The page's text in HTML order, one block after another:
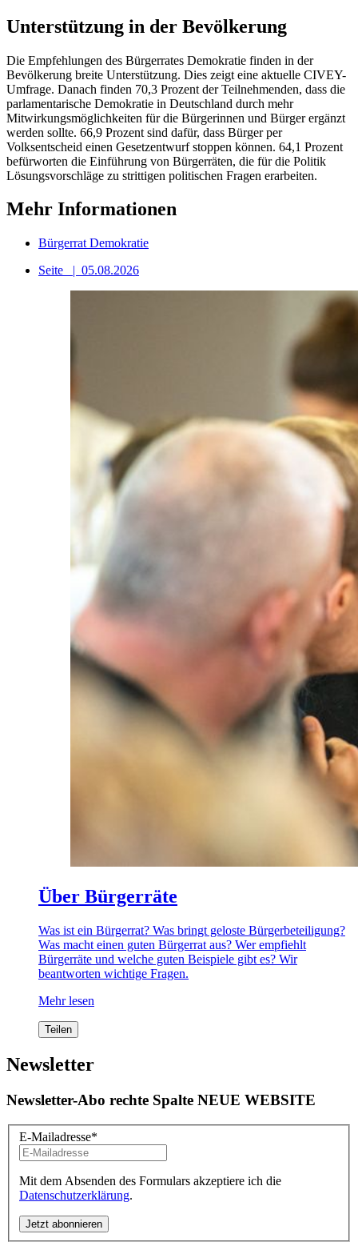
Unterstützung in der Bevölkerung
Die Empfehlungen des Bürgerrates Demokratie finden in der
Bevölkerung breite Unterstützung. Dies zeigt eine aktuelle CIVEY-
Umfrage. Danach finden 70,3 Prozent der Teilnehmenden, dass die
parlamentarische Demokratie in Deutschland durch mehr
Mitwirkungsmöglichkeiten für die Bürgerinnen und Bürger ergänzt
werden sollte. 66,9 Prozent sind dafür, dass Bürger per
Volksentscheid einen Gesetzentwurf stoppen können. 64,1 Prozent
befürworten die Einführung von Bürgerräten, die für die Politik
Lösungsvorschläge zu strittigen politischen Fragen erarbeiten.
Mehr Informationen
Bürgerrat Demokratie
Seite
| 05.08.2026
Über Bürgerräte
Was ist ein Bürgerrat? Was bringt geloste Bürgerbeteiligung?
Was macht einen guten Bürgerrat aus? Wer empfiehlt
Bürgerräte und welche guten Beispiele gibt es? Wir
beantworten wichtige Fragen.
Mehr lesen
Teilen
Newsletter
Newsletter-Abo rechte Spalte NEUE WEBSITE
E-Mailadresse*
Mit dem Absenden des Formulars akzeptiere ich die
Datenschutzerklärung.